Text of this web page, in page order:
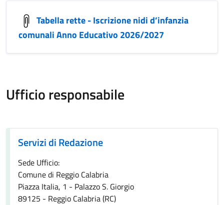
Tabella rette - Iscrizione nidi d’infanzia
comunali Anno Educativo 2026/2027
Ufficio responsabile
Servizi di Redazione
Sede Ufficio:
Comune di Reggio Calabria
Piazza Italia, 1 - Palazzo S. Giorgio
89125 - Reggio Calabria (RC)